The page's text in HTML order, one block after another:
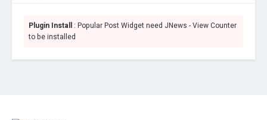
Plugin Install : Popular Post Widget need JNews - View Counter
to be installed